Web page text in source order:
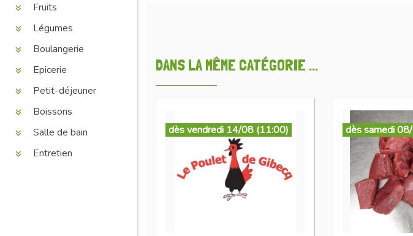
Fruits
Légumes
Boulangerie
Epicerie
Petit-déjeuner
Boissons
Salle de bain
Entretien
DANS LA MÊME CATÉGORIE ...
dès vendredi 14/08 (11:00) dès samedi